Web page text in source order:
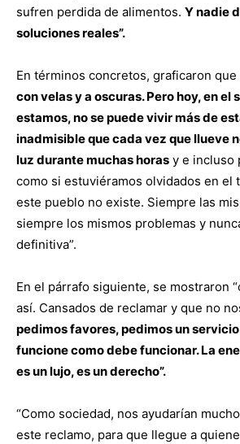
sufren perdida de alimentos. Y nadie
soluciones reales”.
En términos concretos, graficaron que
con velas y a oscuras. Pero hoy, en el
estamos, no se puede vivir más de
inadmisible que cada vez que llueve
luz durante muchas horas y e incluso
como si estuviéramos olvidados en el
este pueblo no existe. Siempre las
siempre los mismos problemas y
definitiva”.
En el párrafo siguiente, se mostraron
así. Cansados de reclamar y que no
pedimos favores, pedimos un
funcione como debe funcionar. La
es un lujo, es un derecho”.
“Como sociedad, nos ayudarían
este reclamo, para que llegue a